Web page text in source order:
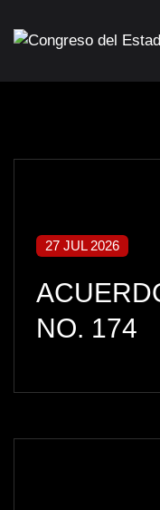
27 JUL 2026
NO. 174